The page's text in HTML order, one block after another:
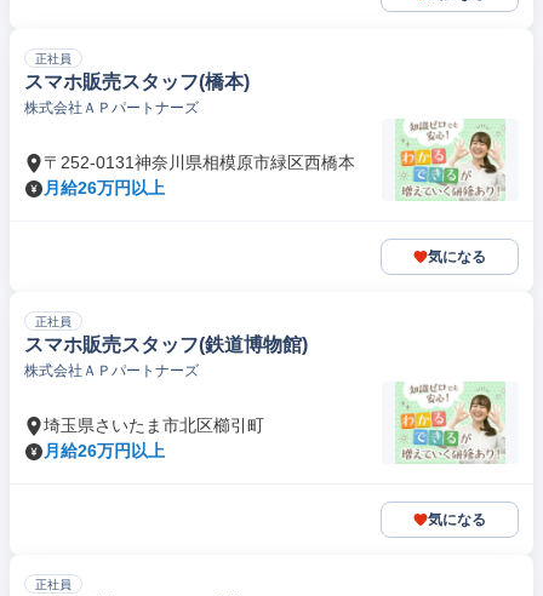
正社員
スマホ販売スタッフ(橋本)
株式会社ＡＰパートナーズ
〒252-0131神奈川県相模原市緑区西橋本
月給26万円以上
気になる
正社員
スマホ販売スタッフ(鉄道博物館)
株式会社ＡＰパートナーズ
埼玉県さいたま市北区櫛引町
月給26万円以上
気になる
正社員